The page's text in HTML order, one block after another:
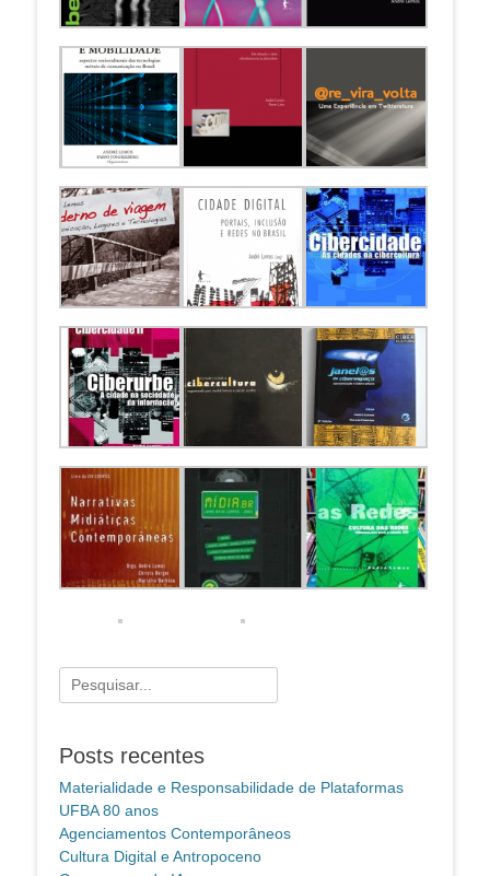
Pesquisar
por:
Posts recentes
Materialidade e Responsabilidade de Plataformas
UFBA 80 anos
Agenciamentos Contemporâneos
Cultura Digital e Antropoceno